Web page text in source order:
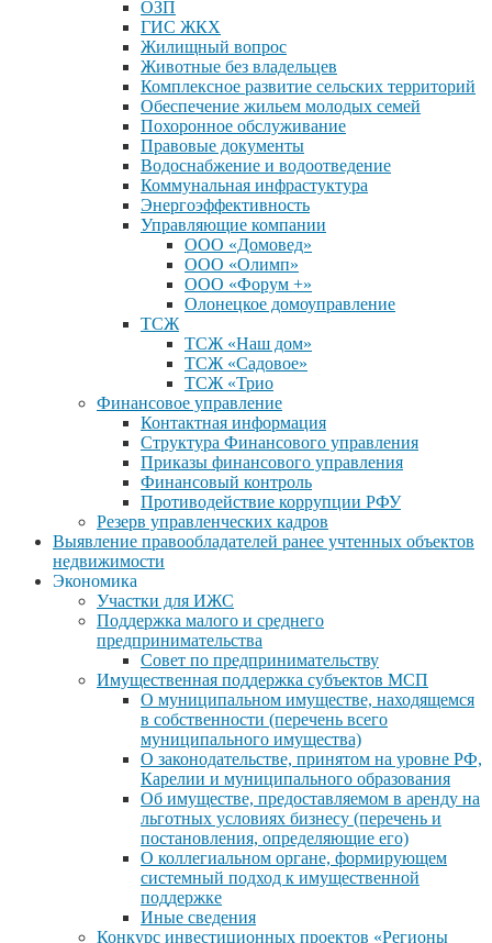
ОЗП
ГИС ЖКХ
Жилищный вопрос
Животные без владельцев
Комплексное развитие сельских территорий
Обеспечение жильем молодых семей
Похоронное обслуживание
Правовые документы
Водоснабжение и водоотведение
Коммунальная инфрастуктура
Энергоэффективность
Управляющие компании
ООО «Домовед»
ООО «Олимп»
ООО «Форум +»
Олонецкое домоуправление
ТСЖ
ТСЖ «Наш дом»
ТСЖ «Садовое»
ТСЖ «Трио
Финансовое управление
Контактная информация
Структура Финансового управления
Приказы финансового управления
Финансовый контроль
Противодействие коррупции РФУ
Резерв управленческих кадров
Выявление правообладателей ранее учтенных объектов
недвижимости
Экономика
Участки для ИЖС
Поддержка малого и среднего
предпринимательства
Совет по предпринимательству
Имущественная поддержка субъектов МСП
О муниципальном имуществе, находящемся
в собственности (перечень всего
муниципального имущества)
О законодательстве, принятом на уровне РФ,
Карелии и муниципального образования
Об имуществе, предоставляемом в аренду на
льготных условиях бизнесу (перечень и
постановления, определяющие его)
О коллегиальном органе, формирующем
системный подход к имущественной
поддержке
Иные сведения
Конкурс инвестиционных проектов «Регионы